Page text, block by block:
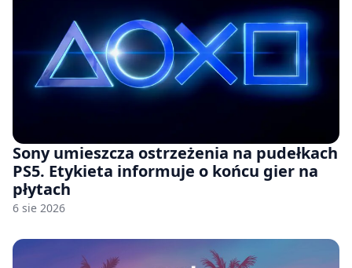
Sony umieszcza ostrzeżenia na pudełkach
PS5. Etykieta informuje o końcu gier na
płytach
6 sie 2026